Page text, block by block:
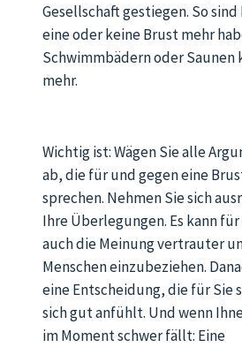
Gesellschaft gestiegen. So
eine oder keine Brust mehr
Schwimmbädern oder
mehr.
Wichtig ist: Wägen Sie alle
ab, die für und gegen eine
sprechen. Nehmen Sie sich
Ihre Überlegungen. Es kann
auch die Meinung vertrauter
Menschen einzubeziehen.
eine Entscheidung, die für Sie
sich gut anfühlt. Und wenn
im Moment schwer fällt: Eine